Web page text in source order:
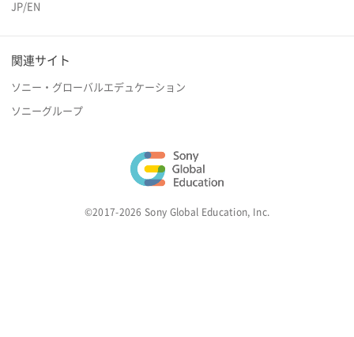
JP/EN
関連サイト
ソニー・グローバルエデュケーション
ソニーグループ
©2017-2026 Sony Global Education, Inc.